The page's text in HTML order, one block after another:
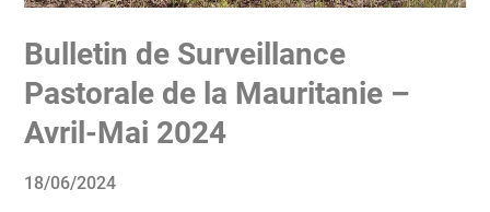
Bulletin de Surveillance
Pastorale de la Mauritanie –
Avril-Mai 2024
18/06/2024